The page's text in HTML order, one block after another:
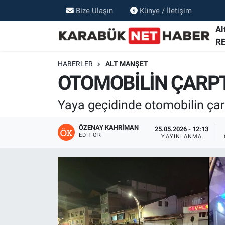
Bize Ulaşın Künye / İletişim
HABERLER ALT MANŞET
OTOMOBİLİN
Yaya geçidinde otomobilin
ÖZENAY KAHRIMAN
EDITÖR
25.05.2026 - 12:13
YAYINLANMA